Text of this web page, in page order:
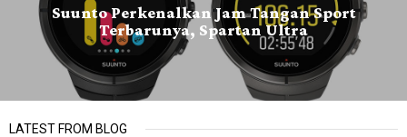
Suunto Perkenalkan Jam Tangan Sport
Terbarunya, Spartan Ultra
LATEST FROM BLOG